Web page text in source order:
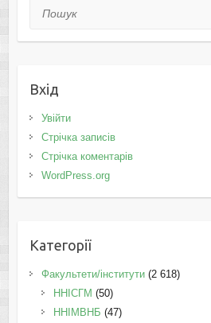
Пошук
Вхід
Увійти
Стрічка записів
Стрічка коментарів
WordPress.org
Категорії
Факультети/інститути(2 618)
ННІСГМ (50)
ННІМВНБ (47)